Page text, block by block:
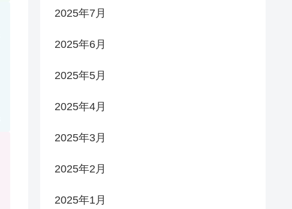
2025年7月
2025年6月
2025年5月
2025年4月
2025年3月
2025年2月
2025年1月